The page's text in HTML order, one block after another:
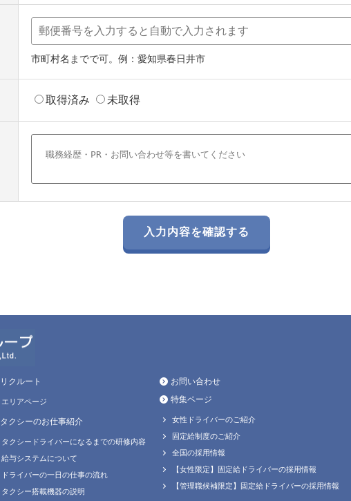
市町村名までで可。例：愛知県春日井市
取得済み 未取得
リクルート
エリアページ
タクシーのお仕事紹介
タクシードライバーになるまでの研修内容
給与システムについて
ドライバーの一日の仕事の流れ
タクシー搭載機器の説明
お問い合わせ
特集ページ
女性ドライバーのご紹介
固定給制度のご紹介
全国の採用情報
【女性限定】固定給ドライバーの採用情報
【管理職候補限定】固定給ドライバーの採用情報